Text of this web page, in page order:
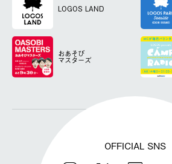
LOGOS LAND
おあそび
マスターズ
OFFICIAL SNS